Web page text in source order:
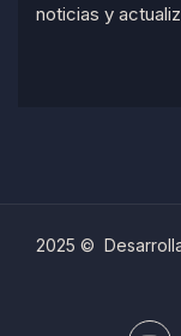
noticias y
2025 ©